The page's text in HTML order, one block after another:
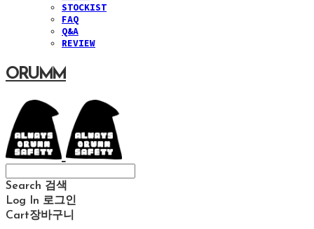
STOCKIST
FAQ
Q&A
REVIEW
ORUMM
Search 검색
Log In 로그인
Cart장바구니